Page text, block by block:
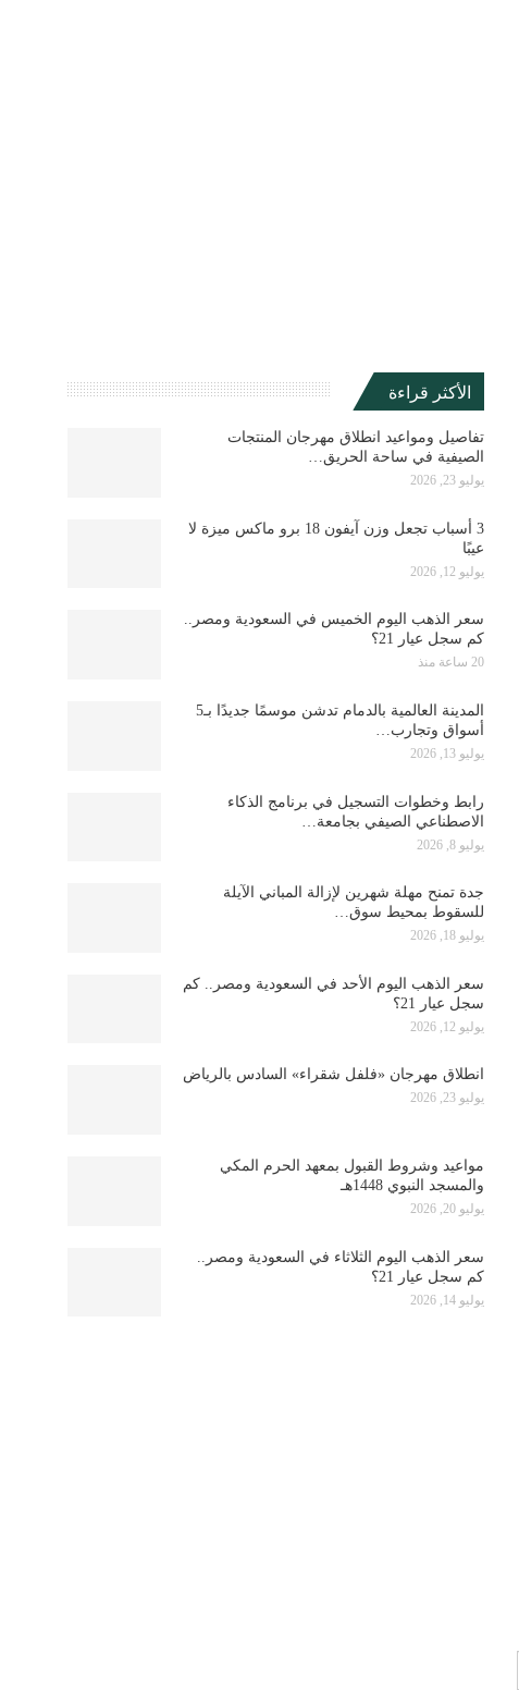
الأكثر قراءة
تفاصيل ومواعيد انطلاق مهرجان المنتجات
الصيفية في ساحة الحريق…
يوليو 23, 2026
3 أسباب تجعل وزن آيفون 18 برو ماكس ميزة لا
عيبًا
يوليو 12, 2026
سعر الذهب اليوم الخميس في السعودية ومصر..
كم سجل عيار 21؟
20 ساعة منذ
المدينة العالمية بالدمام تدشن موسمًا جديدًا بـ5
أسواق وتجارب…
يوليو 13, 2026
رابط وخطوات التسجيل في برنامج الذكاء
الاصطناعي الصيفي بجامعة…
يوليو 8, 2026
جدة تمنح مهلة شهرين لإزالة المباني الآيلة
للسقوط بمحيط سوق…
يوليو 18, 2026
سعر الذهب اليوم الأحد في السعودية ومصر.. كم
سجل عيار 21؟
يوليو 12, 2026
انطلاق مهرجان «فلفل شقراء» السادس بالرياض
يوليو 23, 2026
مواعيد وشروط القبول بمعهد الحرم المكي
والمسجد النبوي 1448هـ
يوليو 20, 2026
سعر الذهب اليوم الثلاثاء في السعودية ومصر..
كم سجل عيار 21؟
يوليو 14, 2026